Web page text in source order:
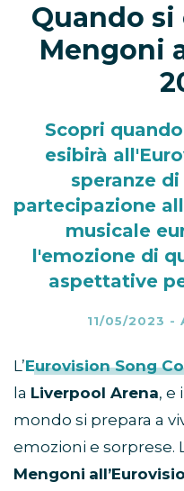
Quando si
Mengoni
Scopri
esibirà
speranze
partecipazione
musicale
l'emozione di
aspettative
11/05/2023 -
L’Eurovision Song
la Liverpool Arena, e
mondo si prepara a
emozioni e sorprese.
Mengoni